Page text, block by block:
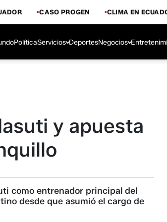
CASO PROGEN CLIMA EN
PolíticaServicios DeportesNegocios
y apuesta
como entrenador principal del
desde que asumió el cargo de